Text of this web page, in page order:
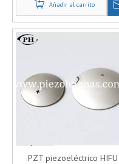
micrófono piezoeléctrico
Añadir al carrito
PZT piezoeléctrico HIFU